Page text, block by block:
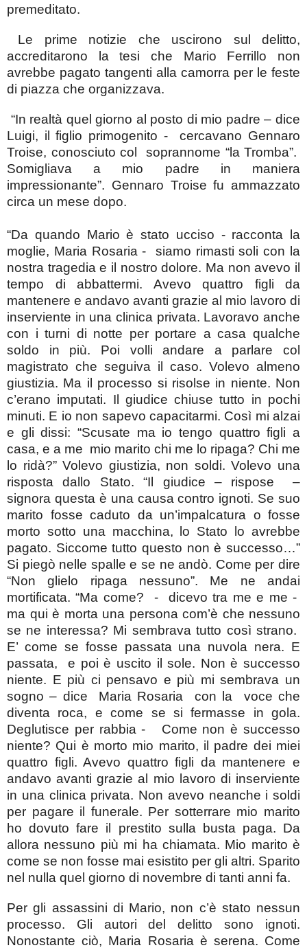
premeditato.
Le prime notizie che uscirono sul delitto,
accreditarono la tesi che Mario Ferrillo non
avrebbe pagato tangenti alla camorra per le feste
di piazza che organizzava.
“In realtà quel giorno al posto di mio padre – dice
Luigi, il figlio primogenito - cercavano Gennaro
Troise, conosciuto col soprannome “la Tromba”.
Somigliava a mio padre in maniera
impressionante”. Gennaro Troise fu ammazzato
circa un mese dopo.
“Da quando Mario è stato ucciso - racconta la
moglie, Maria Rosaria -
siamo rimasti soli con la
nostra tragedia e il nostro dolore. Ma non avevo il
tempo di abbattermi. Avevo quattro figli da
mantenere e andavo avanti grazie al mio lavoro di
inserviente in una clinica privata. Lavoravo anche
con i turni di notte per portare a casa qualche
soldo in più. Poi volli andare a parlare col
magistrato che seguiva il caso. Volevo almeno
giustizia. Ma il processo si risolse in niente. Non
c’erano imputati. Il giudice chiuse tutto in pochi
minuti. E io non sapevo capacitarmi. Così mi alzai
e gli dissi: “Scusate ma io tengo quattro figli a
casa, e a me mio marito chi me lo ripaga? Chi me
lo ridà?” Volevo giustizia, non soldi. Volevo una
risposta dallo Stato. “Il giudice – rispose –
signora questa è una causa contro ignoti. Se suo
marito fosse caduto da un’impalcatura o fosse
morto sotto una macchina, lo Stato lo avrebbe
pagato. Siccome tutto questo non è successo…”
Si piegò nelle spalle e se ne andò. Come per dire
“Non glielo ripaga nessuno”. Me ne andai
mortificata. “Ma come? - dicevo tra me e me -
ma qui è morta una persona com’è che nessuno
se ne interessa? Mi sembrava tutto così strano.
E’ come se fosse passata una nuvola nera. E
passata, e poi è uscito il sole. Non è successo
niente. E più ci pensavo e più mi sembrava un
sogno – dice Maria Rosaria con la voce che
diventa roca, e come se si fermasse in gola.
Deglutisce per rabbia - Come non è successo
niente? Qui è morto mio marito, il padre dei miei
quattro figli. Avevo quattro figli da mantenere e
andavo avanti grazie al mio lavoro di inserviente
in una clinica privata. Non avevo neanche i soldi
per pagare il funerale. Per sotterrare mio marito
ho dovuto fare il prestito sulla busta paga. Da
allora nessuno più mi ha chiamata. Mio marito è
come se non fosse mai esistito per gli altri. Sparito
nel nulla quel giorno di novembre di tanti anni fa.
Per gli assassini di Mario, non c’è stato nessun
processo. Gli autori del delitto sono ignoti.
Nonostante ciò, Maria Rosaria è serena. Come